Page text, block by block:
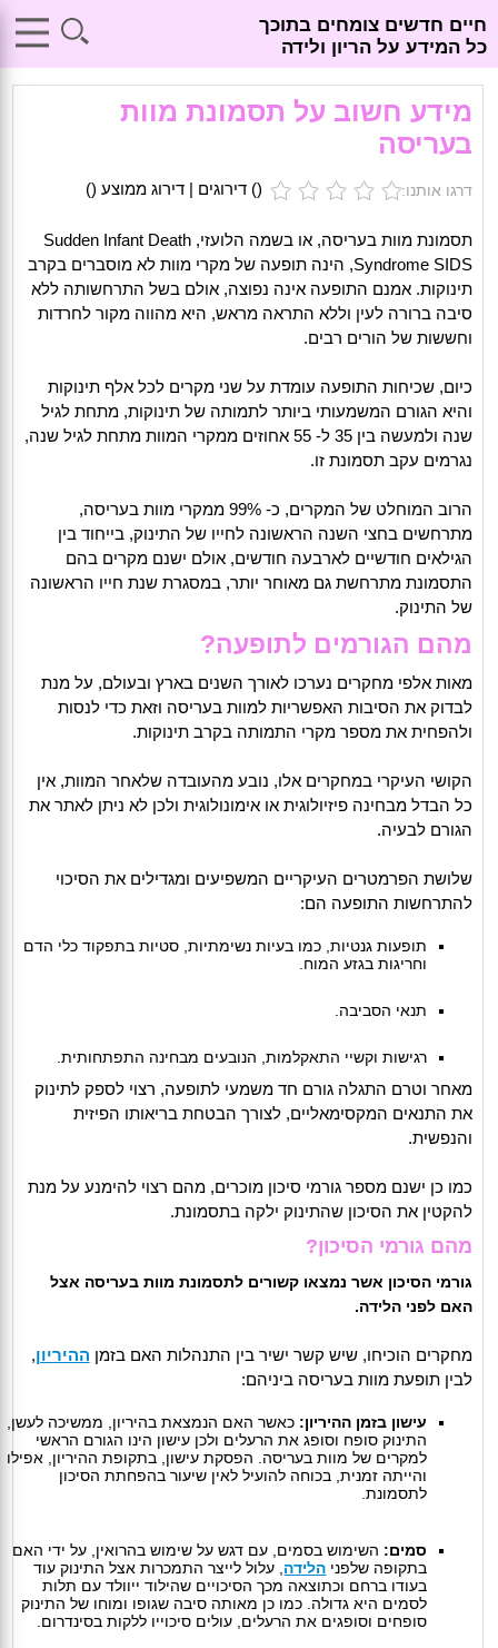
חיים חדשים צומחים בתוכך
כל המידע על הריון ולידה
מידע חשוב על תסמונת מוות
בעריסה
דרגו אותנו: () דירוגים | דירוג ממוצע ()
תסמונת מוות בעריסה, או בשמה הלועזי, Sudden Infant Death
Syndrome SIDS, הינה תופעה של מקרי מוות לא מוסברים בקרב
תינוקות. אמנם התופעה אינה נפוצה, אולם בשל התרחשותה ללא
סיבה ברורה לעין וללא התראה מראש, היא מהווה מקור לחרדות
וחששות של הורים רבים.
כיום, שכיחות התופעה עומדת על שני מקרים לכל אלף תינוקות
והיא הגורם המשמעותי ביותר לתמותה של תינוקות, מתחת לגיל
שנה ולמעשה בין 35 ל- 55 אחוזים ממקרי המוות מתחת לגיל שנה,
נגרמים עקב תסמונת זו.
הרוב המוחלט של המקרים, כ- 99% ממקרי מוות בעריסה,
מתרחשים בחצי השנה הראשונה לחייו של התינוק, בייחוד בין
הגילאים חודשיים לארבעה חודשים, אולם ישנם מקרים בהם
התסמונת מתרחשת גם מאוחר יותר, במסגרת שנת חייו הראשונה
של התינוק.
מהם הגורמים לתופעה?
מאות אלפי מחקרים נערכו לאורך השנים בארץ ובעולם, על מנת
לבדוק את הסיבות האפשריות למוות בעריסה וזאת כדי לנסות
ולהפחית את מספר מקרי התמותה בקרב תינוקות.
הקושי העיקרי במחקרים אלו, נובע מהעובדה שלאחר המוות, אין
כל הבדל מבחינה פיזיולוגית או אימונולוגית ולכן לא ניתן לאתר את
הגורם לבעיה.
שלושת הפרמטרים העיקריים המשפיעים ומגדילים את הסיכוי
להתרחשות התופעה הם:
תופעות גנטיות, כמו בעיות נשימתיות, סטיות בתפקוד כלי הדם
וחריגות בגזע המוח.
תנאי הסביבה.
רגישות וקשיי התאקלמות, הנובעים מבחינה התפתחותית.
מאחר וטרם התגלה גורם חד משמעי לתופעה, רצוי לספק לתינוק
את התנאים המקסימאליים, לצורך הבטחת בריאותו הפיזית
והנפשית.
כמו כן ישנם מספר גורמי סיכון מוכרים, מהם רצוי להימנע על מנת
להקטין את הסיכון שהתינוק ילקה בתסמונת.
מהם גורמי הסיכון?
גורמי הסיכון אשר נמצאו קשורים לתסמונת מוות בעריסה אצל
האם לפני הלידה.
מחקרים הוכיחו, שיש קשר ישיר בין התנהלות האם בזמן ההיריון,
לבין תופעת מוות בעריסה ביניהם:
עישון בזמן ההיריון: כאשר האם הנמצאת בהיריון, ממשיכה לעשן,
התינוק סופח וסופג את הרעלים ולכן עישון הינו הגורם הראשי
למקרים של מוות בעריסה. הפסקת עישון, בתקופת ההיריון, אפילו
והייתה זמנית, בכוחה להועיל לאין שיעור בהפחתת הסיכון
לתסמונת.
סמים: השימוש בסמים, עם דגש על שימוש בהרואין, על ידי האם
בתקופה שלפני הלידה , עלול לייצר התמכרות אצל התינוק עוד
בעודו ברחם וכתוצאה מכך הסיכויים שהילוד ייוולד עם תלות
לסמים היא גדולה. כמו כן מאותה סיבה שגופו ומוחו של התינוק
סופחים וסופגים את הרעלים, עולים סיכוייו ללקות בסינדרום.